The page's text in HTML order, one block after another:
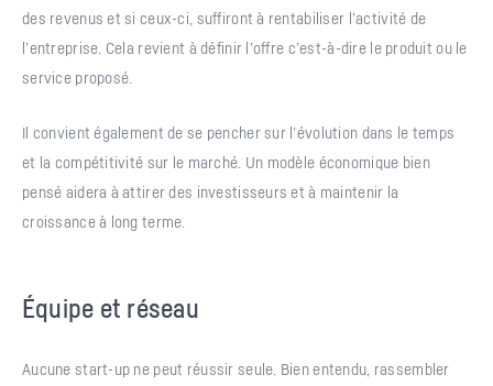
des revenus et si ceux-ci, suffiront à rentabiliser l’activité de
l’entreprise. Cela revient à définir l’offre c’est-à-dire le produit ou le
service proposé.
Il convient également de se pencher sur l’évolution dans le temps
et la compétitivité sur le marché. Un modèle économique bien
pensé aidera à attirer des investisseurs et à maintenir la
croissance à long terme.
Équipe et réseau
Aucune start-up ne peut réussir seule. Bien entendu, rassembler